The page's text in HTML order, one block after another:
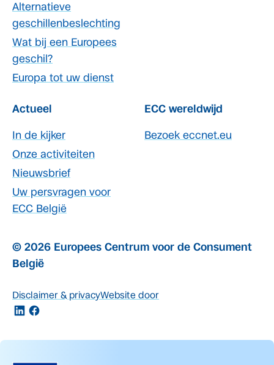
Alternatieve
geschillenbeslechting
Wat bij een Europees
geschil?
Europa tot uw dienst
Actueel
In de kijker
Onze activiteiten
Nieuwsbrief
Uw persvragen voor
ECC België
ECC wereldwijd
Bezoek eccnet.eu
© 2026 Europees Centrum voor de Consument
België
Disclaimer & privacyWebsite door